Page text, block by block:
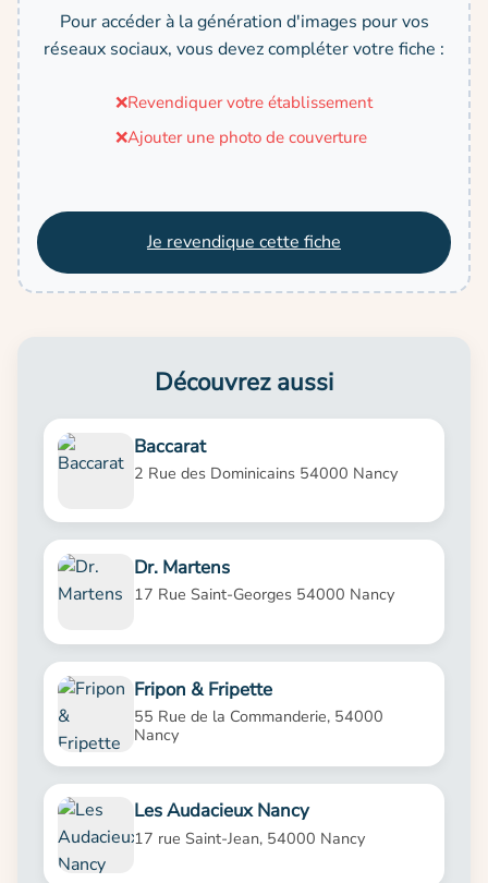
Pour accéder à la génération d'images pour vos
réseaux sociaux, vous devez compléter votre fiche :
❌Revendiquer votre établissement
❌Ajouter une photo de couverture
Je revendique cette fiche
Découvrez aussi
Baccarat
2 Rue des Dominicains 54000 Nancy
Dr. Martens
17 Rue Saint-Georges 54000 Nancy
Fripon & Fripette
55 Rue de la Commanderie, 54000
Nancy
Les Audacieux Nancy
17 rue Saint-Jean, 54000 Nancy